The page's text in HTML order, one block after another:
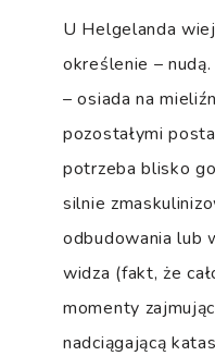
U Helgelanda
określenie –
– osiada na
pozostałymi
potrzeba blisko
silnie
odbudowania lub
widza (fakt, że
momenty
nadciągającą